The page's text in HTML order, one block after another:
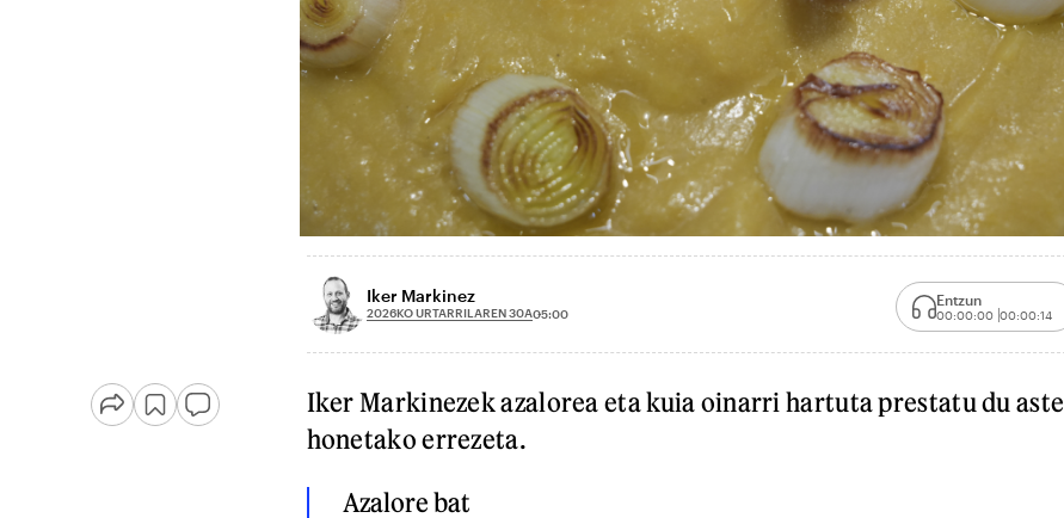
Iker Markinez
2026KO URTARRILAREN 30A05:00
Entzun
00:00:00 00:00:14
Iker Markinezek azalorea eta kuia oinarri hartuta prestatu du aste
honetako errezeta.
Azalore bat